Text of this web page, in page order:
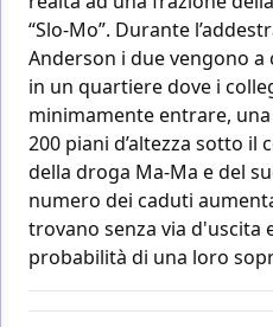
“Slo-Mo”. Durante
Anderson i due vengono
in un quartiere dove i
minimamente entrare,
200 piani d’altezza sotto
della droga Ma-Ma e del
numero dei caduti
trovano senza via d'uscita
probabilità di una loro